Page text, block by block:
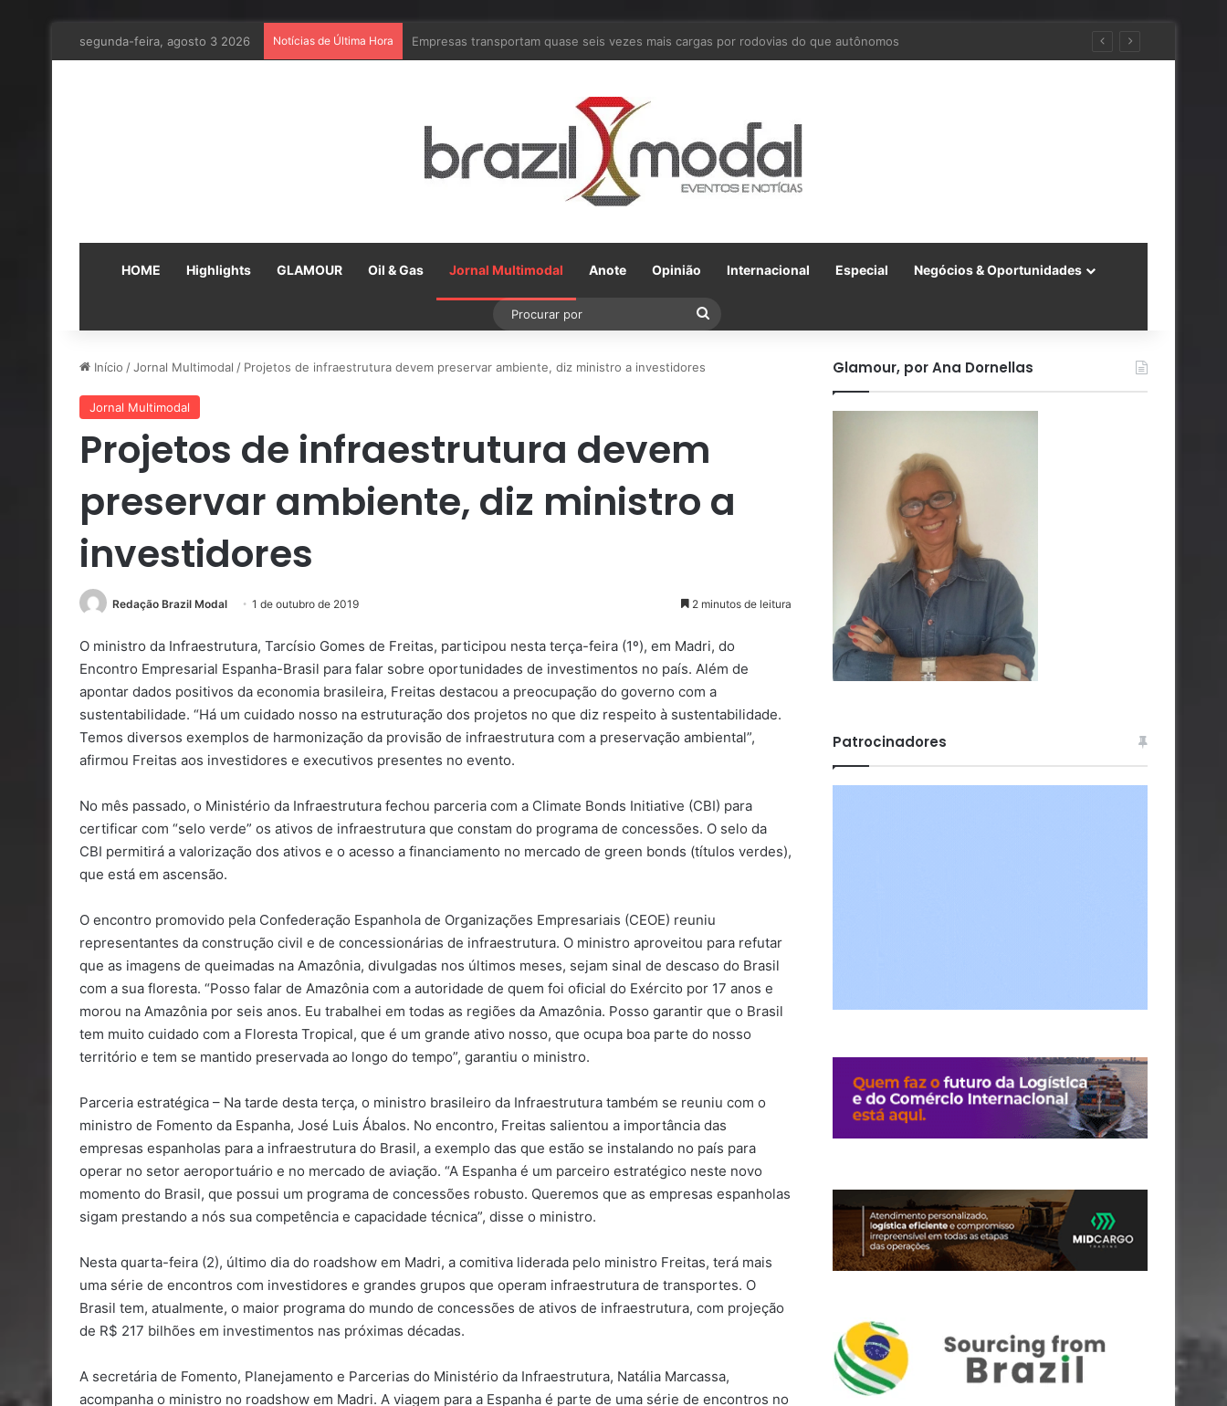
segunda-feira, agosto 3 2026 Notícias de Última Hora Em parceria com a VLI, Tereos embarca 75 mil toneladas de açúcar VHP para a China
HOME Highlights GLAMOUR Oil & Gas Jornal Multimodal Anote Opinião Internacional Especial Negócios & Oportunidades
Procurar
Início /Jornal Multimodal / Projetos de infraestrutura devem preservar ambiente, diz ministro a investidores
Jornal Multimodal
Projetos de infraestrutura devem
preservar ambiente, diz ministro a
investidores
Redação Brazil Modal 1 de outubro de 2019 2 minutos de leitura
O ministro da Infraestrutura, Tarcísio Gomes de Freitas, participou nesta terça-feira (1º), em Madri, do
Encontro Empresarial Espanha-Brasil para falar sobre oportunidades de investimentos no país. Além de
apontar dados positivos da economia brasileira, Freitas destacou a preocupação do governo com a
sustentabilidade. “Há um cuidado nosso na estruturação dos projetos no que diz respeito à sustentabilidade.
Temos diversos exemplos de harmonização da provisão de infraestrutura com a preservação ambiental”,
afirmou Freitas aos investidores e executivos presentes no evento.
No mês passado, o Ministério da Infraestrutura fechou parceria com a Climate Bonds Initiative (CBI) para
certificar com “selo verde” os ativos de infraestrutura que constam do programa de concessões. O selo da
CBI permitirá a valorização dos ativos e o acesso a financiamento no mercado de green bonds (títulos verdes),
que está em ascensão.
O encontro promovido pela Confederação Espanhola de Organizações Empresariais (CEOE) reuniu
representantes da construção civil e de concessionárias de infraestrutura. O ministro aproveitou para refutar
que as imagens de queimadas na Amazônia, divulgadas nos últimos meses, sejam sinal de descaso do Brasil
com a sua floresta. “Posso falar de Amazônia com a autoridade de quem foi oficial do Exército por 17 anos e
morou na Amazônia por seis anos. Eu trabalhei em todas as regiões da Amazônia. Posso garantir que o Brasil
tem muito cuidado com a Floresta Tropical, que é um grande ativo nosso, que ocupa boa parte do nosso
território e tem se mantido preservada ao longo do tempo”, garantiu o ministro.
Parceria estratégica – Na tarde desta terça, o ministro brasileiro da Infraestrutura também se reuniu com o
ministro de Fomento da Espanha, José Luis Ábalos. No encontro, Freitas salientou a importância das
empresas espanholas para a infraestrutura do Brasil, a exemplo das que estão se instalando no país para
operar no setor aeroportuário e no mercado de aviação. “A Espanha é um parceiro estratégico neste novo
momento do Brasil, que possui um programa de concessões robusto. Queremos que as empresas espanholas
sigam prestando a nós sua competência e capacidade técnica”, disse o ministro.
Nesta quarta-feira (2), último dia do roadshow em Madri, a comitiva liderada pelo ministro Freitas, terá mais
uma série de encontros com investidores e grandes grupos que operam infraestrutura de transportes. O
Brasil tem, atualmente, o maior programa do mundo de concessões de ativos de infraestrutura, com projeção
de R$ 217 bilhões em investimentos nas próximas décadas.
A secretária de Fomento, Planejamento e Parcerias do Ministério da Infraestrutura, Natália Marcassa,
acompanha o ministro no roadshow em Madri. A viagem para a Espanha é parte de uma série de encontros no
Glamour, por Ana Dornellas
Patrocinadores